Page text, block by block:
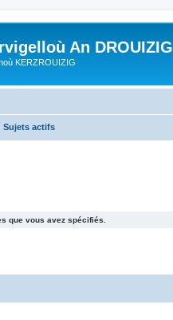
An DROUIZIG
KERZROUIZIG
Sujets actifs
que vous avez spécifiés.